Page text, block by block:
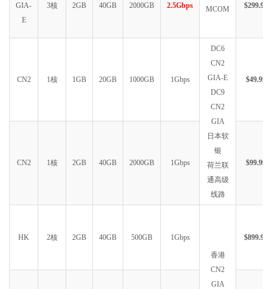
MCOM
GIA-
E
3核 2GB 40GB 2000GB 2.5Gbps $299.99
CN2 1核 1GB 20GB 1000GB 1Gbps
DC6
CN2
GIA-E
DC9
CN2
GIA
日本软
银
荷兰联
通高级
线路
$49.99
CN2 1核 2GB 40GB 2000GB 1Gbps $99.99
HK 2核 2GB 40GB 500GB 1Gbps
香港
CN2
GIA
$899.99